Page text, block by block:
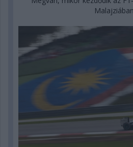
Malajziában